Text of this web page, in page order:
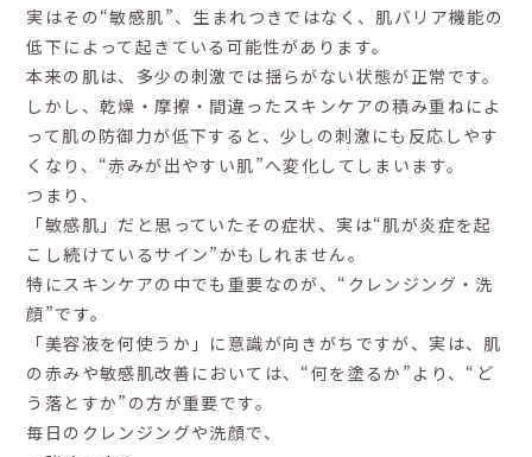
実はその“敏感肌”、生まれつきではなく、肌バリア機能の
低下によって起きている可能性があります。
本来の肌は、多少の刺激では揺らがない状態が正常です。
しかし、乾燥・摩擦・間違ったスキンケアの積み重ねによ
って肌の防御力が低下すると、少しの刺激にも反応しやす
くなり、“赤みが出やすい肌”へ変化してしまいます。
つまり、
「敏感肌」だと思っていたその症状、実は“肌が炎症を起
こし続けているサイン”かもしれません。
特にスキンケアの中でも重要なのが、“クレンジング・洗
顔”です。
「美容液を何使うか」に意識が向きがちですが、実は、肌
の赤みや敏感肌改善においては、“何を塗るか”より、“ど
う落とすか”の方が重要です。
毎日のクレンジングや洗顔で、